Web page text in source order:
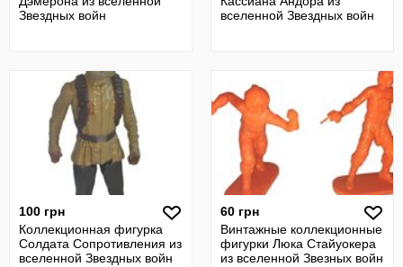
Звездных войн
вселенной Звездных войн
100 грн
Коллекционная фигурка
Солдата Сопротивления из
вселенной Звездных войн
60 грн
Винтажные коллекционные
фигурки Люка Стайуокера
из вселенной Звезных войн